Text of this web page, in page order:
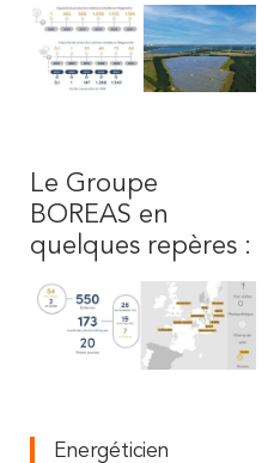
Le Groupe
BOREAS en
quelques repères :
Energéticien